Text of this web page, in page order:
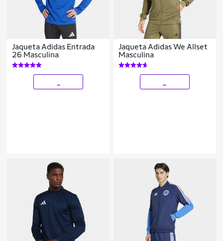
Jaqueta Adidas Entrada
26 Masculina
Jaqueta Adidas We Allset
Masculina